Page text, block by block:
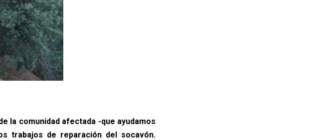
la comunidad afectada -que ayudamos
trabajos de reparación del socavón.